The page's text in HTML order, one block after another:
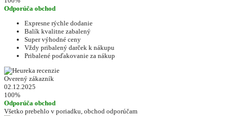
Odporúča obchod
Expresne rýchle dodanie
Balík kvalitne zabalený
Super výhodné ceny
Vždy pribalený darček k nákupu
Pribalené poďakovanie za nákup
Overený zákazník
02.12.2025
100%
Odporúča obchod
Všetko prebehlo v poriadku, obchod odporúčam